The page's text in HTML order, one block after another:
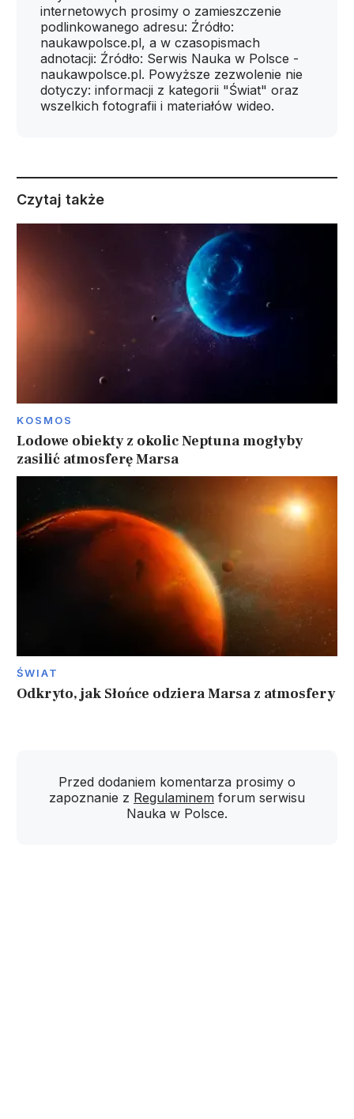
internetowych prosimy o zamieszczenie
podlinkowanego adresu: Źródło:
naukawpolsce.pl, a w czasopismach
adnotacji: Źródło: Serwis Nauka w Polsce -
naukawpolsce.pl. Powyższe zezwolenie nie
dotyczy: informacji z kategorii "Świat" oraz
wszelkich fotografii i materiałów wideo.
Czytaj także
KOSMOS
Lodowe obiekty z okolic Neptuna mogłyby
zasilić atmosferę Marsa
ŚWIAT
Odkryto, jak Słońce odziera Marsa z atmosfery
Przed dodaniem komentarza prosimy o
zapoznanie z Regulaminem forum serwisu
Nauka w Polsce.